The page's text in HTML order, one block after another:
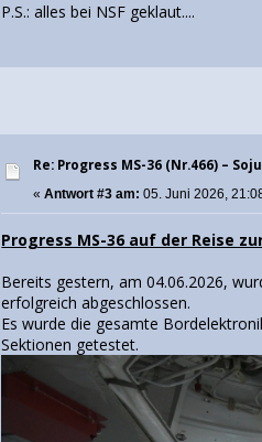
P.S.: alles bei NSF geklaut....
Re: Progress MS-36 (Nr.466) –
«Antwort #3 am: 05. Juni 2026,
Progress MS-36 auf der Reise
Bereits gestern, am 04.06.2026,
erfolgreich abgeschlossen.
Es wurde die gesamte
Sektionen getestet.